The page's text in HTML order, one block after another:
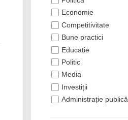
Economie
Competitivitate
Bune practici
Educație
Politic
Media
Investiții
Administrație publică